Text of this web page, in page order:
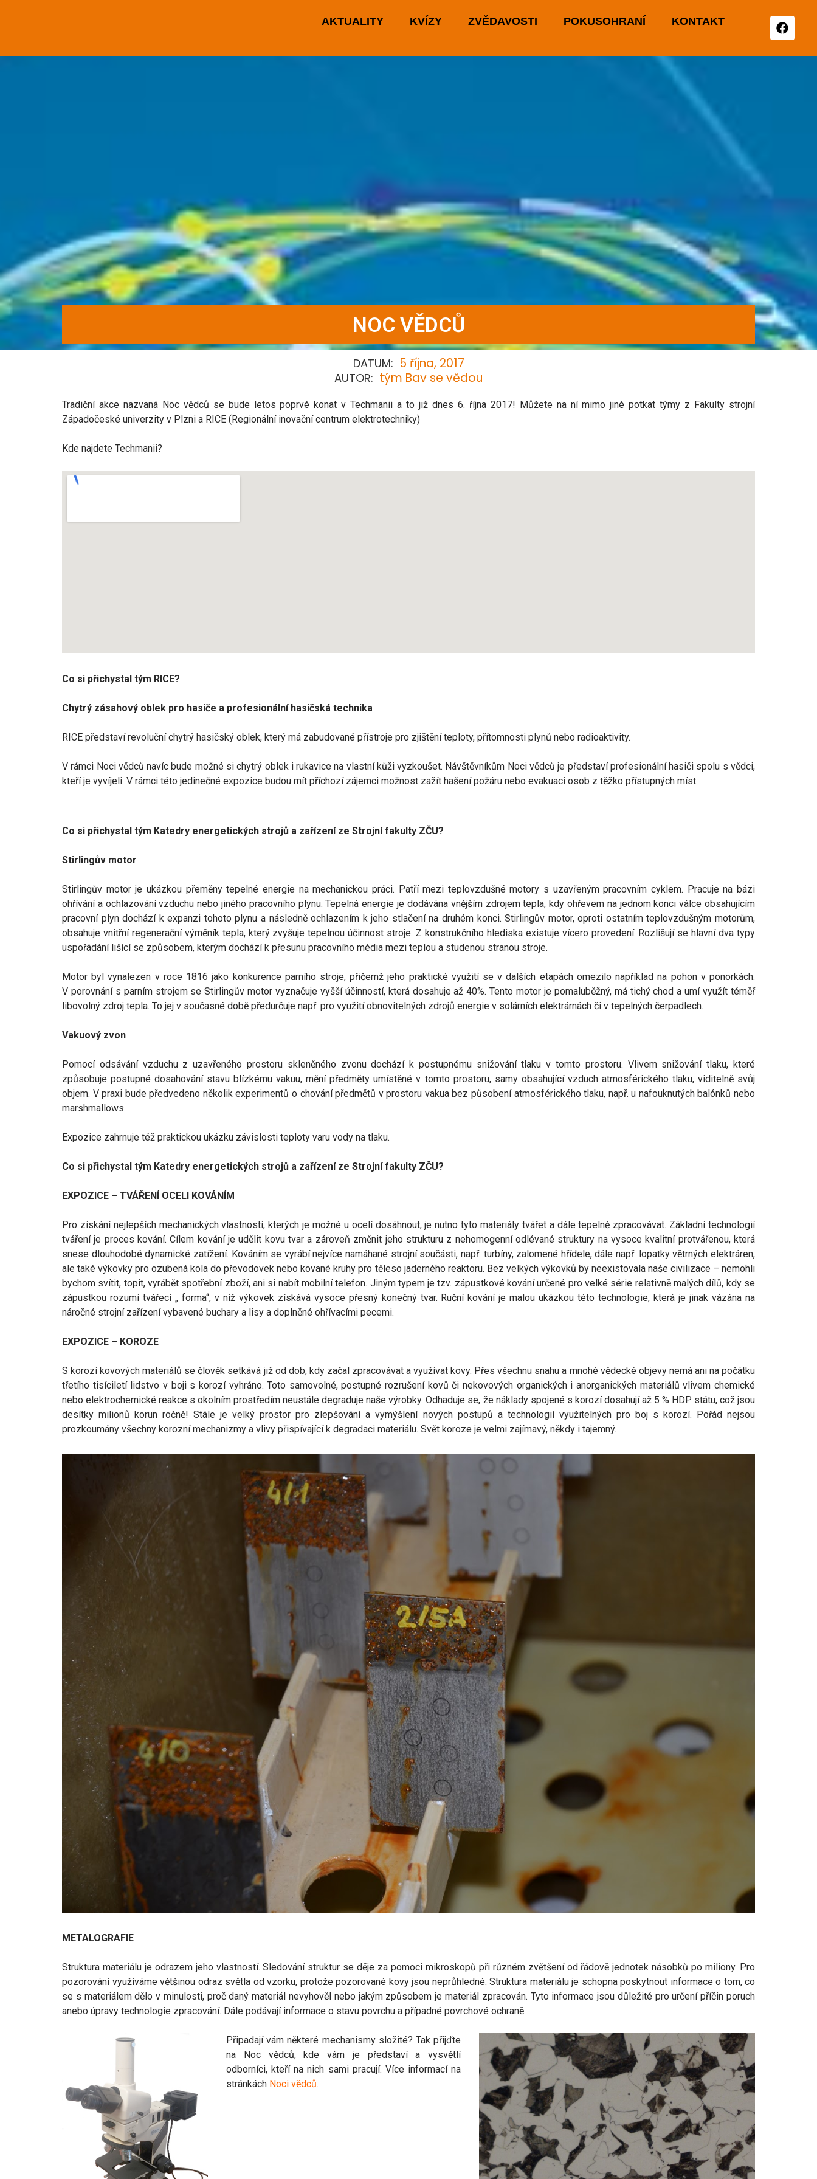
AKTUALITY KVÍZY ZVĚDAVOSTI POKUSOHRANÍ KONTAKT
NOC VĚDCŮ
DATUM: 5 října, 2017
AUTOR: tým Bav se vědou
Tradiční akce nazvaná Noc vědců se bude letos poprvé konat v Techmanii a to již dnes 6. října 2017! Můžete na ní mimo jiné potkat týmy z Fakulty strojní
Západočeské univerzity v Plzni a RICE (Regionální inovační centrum elektrotechniky)
Kde najdete Techmanii?
Co si přichystal tým RICE?
Chytrý zásahový oblek pro hasiče a profesionální hasičská technika
RICE představí revoluční chytrý hasičský oblek, který má zabudované přístroje pro zjištění teploty, přítomnosti plynů nebo radioaktivity.
V rámci Noci vědců navíc bude možné si chytrý oblek i rukavice na vlastní kůži vyzkoušet. Návštěvníkům Noci vědců je představí profesionální hasiči spolu s vědci,
kteří je vyvíjeli. V rámci této jedinečné expozice budou mít příchozí zájemci možnost zažít hašení požáru nebo evakuaci osob z těžko přístupných míst.
Co si přichystal tým Katedry energetických strojů a zařízení ze Strojní fakulty ZČU?
Stirlingův motor
Stirlingův motor je ukázkou přeměny tepelné energie na mechanickou práci. Patří mezi teplovzdušné motory s uzavřeným pracovním cyklem. Pracuje na bázi
ohřívání a ochlazování vzduchu nebo jiného pracovního plynu. Tepelná energie je dodávána vnějším zdrojem tepla, kdy ohřevem na jednom konci válce obsahujícím
pracovní plyn dochází k expanzi tohoto plynu a následně ochlazením k jeho stlačení na druhém konci. Stirlingův motor, oproti ostatním teplovzdušným motorům,
obsahuje vnitřní regenerační výměník tepla, který zvyšuje tepelnou účinnost stroje. Z konstrukčního hlediska existuje vícero provedení. Rozlišují se hlavní dva typy
uspořádání lišící se způsobem, kterým dochází k přesunu pracovního média mezi teplou a studenou stranou stroje.
Motor byl vynalezen v roce 1816 jako konkurence parního stroje, přičemž jeho praktické využití se v dalších etapách omezilo například na pohon v ponorkách.
V porovnání s parním strojem se Stirlingův motor vyznačuje vyšší účinností, která dosahuje až 40%. Tento motor je pomaluběžný, má tichý chod a umí využít téměř
libovolný zdroj tepla. To jej v současné době předurčuje např. pro využití obnovitelných zdrojů energie v solárních elektrárnách či v tepelných čerpadlech.
Vakuový zvon
Pomocí odsávání vzduchu z uzavřeného prostoru skleněného zvonu dochází k postupnému snižování tlaku v tomto prostoru. Vlivem snižování tlaku, které
způsobuje postupné dosahování stavu blízkému vakuu, mění předměty umístěné v tomto prostoru, samy obsahující vzduch atmosférického tlaku, viditelně svůj
objem. V praxi bude předvedeno několik experimentů o chování předmětů v prostoru vakua bez působení atmosférického tlaku, např. u nafouknutých balónků nebo
marshmallows.
Expozice zahrnuje též praktickou ukázku závislosti teploty varu vody na tlaku.
Co si přichystal tým Katedry energetických strojů a zařízení ze Strojní fakulty ZČU?
EXPOZICE – TVÁŘENÍ OCELI KOVÁNÍM
Pro získání nejlepších mechanických vlastností, kterých je možné u ocelí dosáhnout, je nutno tyto materiály tvářet a dále tepelně zpracovávat. Základní technologií
tváření je proces kování. Cílem kování je udělit kovu tvar a zároveň změnit jeho strukturu z nehomogenní odlévané struktury na vysoce kvalitní protvářenou, která
snese dlouhodobé dynamické zatížení. Kováním se vyrábí nejvíce namáhané strojní součásti, např. turbíny, zalomené hřídele, dále např. lopatky větrných elektráren,
ale také výkovky pro ozubená kola do převodovek nebo kované kruhy pro těleso jaderného reaktoru. Bez velkých výkovků by neexistovala naše civilizace – nemohli
bychom svítit, topit, vyrábět spotřební zboží, ani si nabít mobilní telefon. Jiným typem je tzv. zápustkové kování určené pro velké série relativně malých dílů, kdy se
zápustkou rozumí tvářecí „ forma“, v níž výkovek získává vysoce přesný konečný tvar. Ruční kování je malou ukázkou této technologie, která je jinak vázána na
náročné strojní zařízení vybavené buchary a lisy a doplněné ohřívacími pecemi.
EXPOZICE – KOROZE
S korozí kovových materiálů se člověk setkává již od dob, kdy začal zpracovávat a využívat kovy. Přes všechnu snahu a mnohé vědecké objevy nemá ani na počátku
třetího tisíciletí lidstvo v boji s korozí vyhráno. Toto samovolné, postupné rozrušení kovů či nekovových organických i anorganických materiálů vlivem chemické
nebo elektrochemické reakce s okolním prostředím neustále degraduje naše výrobky. Odhaduje se, že náklady spojené s korozí dosahují až 5 % HDP státu, což jsou
desítky milionů korun ročně! Stále je velký prostor pro zlepšování a vymýšlení nových postupů a technologií využitelných pro boj s korozí. Pořád nejsou
prozkoumány všechny korozní mechanizmy a vlivy přispívající k degradaci materiálu. Svět koroze je velmi zajímavý, někdy i tajemný.
METALOGRAFIE
Struktura materiálu je odrazem jeho vlastností. Sledování struktur se děje za pomoci mikroskopů při různém zvětšení od řádově jednotek násobků po miliony. Pro
pozorování využíváme většinou odraz světla od vzorku, protože pozorované kovy jsou neprůhledné. Struktura materiálu je schopna poskytnout informace o tom, co
se s materiálem dělo v minulosti, proč daný materiál nevyhověl nebo jakým způsobem je materiál zpracován. Tyto informace jsou důležité pro určení příčin poruch
anebo úpravy technologie zpracování. Dále podávají informace o stavu povrchu a případné povrchové ochraně.
Připadají vám některé mechanismy složité? Tak přijďte
na Noc vědců, kde vám je představí a vysvětlí
odborníci, kteří na nich sami pracují. Více informací na
stránkách Noci vědců.